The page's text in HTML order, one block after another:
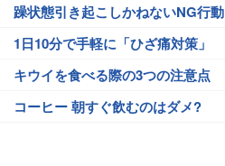
躁状態引き起こしかねないNG行動
1日10分で手軽に「ひざ痛対策」
キウイを食べる際の3つの注意点
コーヒー 朝すぐ飲むのはダメ?